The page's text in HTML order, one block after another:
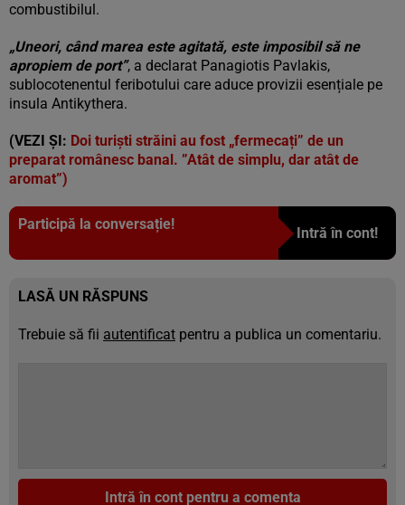
combustibilul.
„Uneori, când marea este agitată, este imposibil să ne
apropiem de port”, a declarat Panagiotis Pavlakis,
sublocotenentul feribotului care aduce provizii esențiale pe
insula Antikythera.
(VEZI ȘI: Doi turiști străini au fost „fermecați” de un
preparat românesc banal. ”Atât de simplu, dar atât de
aromat”)
Participă la conversație!
Intră în cont!
LASĂ UN RĂSPUNS
Trebuie să fii autentificat pentru a publica un comentariu.
Intră în cont pentru a comenta